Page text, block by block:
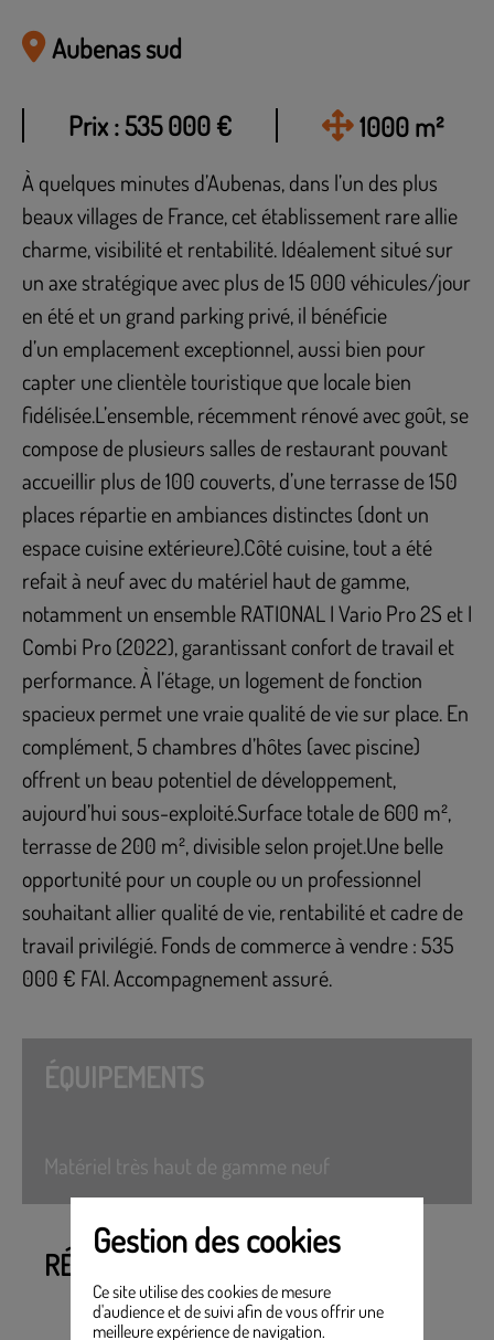
Aubenas sud
Prix : 535 000 € 1000 m²
À quelques minutes d’Aubenas, dans l’un des plus
beaux villages de France, cet établissement rare allie
charme, visibilité et rentabilité. Idéalement situé sur
un axe stratégique avec plus de 15 000 véhicules/jour
en été et un grand parking privé, il bénéficie
d’un emplacement exceptionnel, aussi bien pour
capter une clientèle touristique que locale bien
fidélisée.L’ensemble, récemment rénové avec goût, se
compose de plusieurs salles de restaurant pouvant
accueillir plus de 100 couverts, d’une terrasse de 150
places répartie en ambiances distinctes (dont un
espace cuisine extérieure).Côté cuisine, tout a été
refait à neuf avec du matériel haut de gamme,
notamment un ensemble RATIONAL I Vario Pro 2S et I
Combi Pro (2022), garantissant confort de travail et
performance. À l’étage, un logement de fonction
spacieux permet une vraie qualité de vie sur place. En
complément, 5 chambres d’hôtes (avec piscine)
offrent un beau potentiel de développement,
aujourd’hui sous-exploité.Surface totale de 600 m²,
terrasse de 200 m², divisible selon projet.Une belle
opportunité pour un couple ou un professionnel
souhaitant allier qualité de vie, rentabilité et cadre de
travail privilégié. Fonds de commerce à vendre : 535
000 € FAI. Accompagnement assuré.
ÉQUIPEMENTS
Matériel très haut de gamme neuf
RÉFÉRENCE CESSION PME
Gestion des cookies
Ce site utilise des cookies de mesure
d'audience et de suivi afin de vous offrir une
meilleure expérience de navigation.